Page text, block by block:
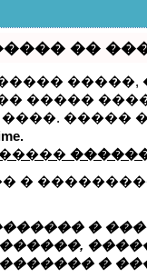
��
�����
�����
�
�
�